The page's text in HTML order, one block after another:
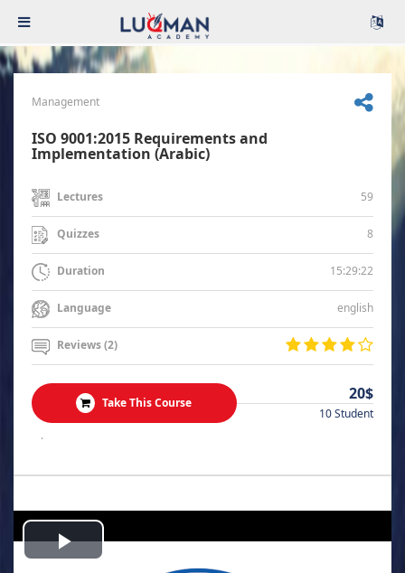
Management
ISO 9001:2015 Requirements and
Implementation (Arabic)
Lectures 59
Quizzes 8
Duration 15:29:22
Language english
Reviews (2)
Take This Course 20$
10 Student
.
Play